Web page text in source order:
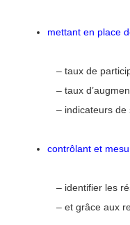
mettant en place
– taux de
– taux
– indicateurs de
contrôlant et
– identifier les
– et grâce aux